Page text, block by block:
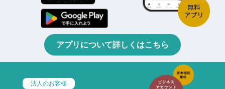
アプリについて詳しくはこちら
法人のお客様